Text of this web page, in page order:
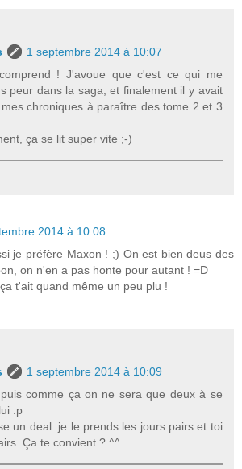
1 septembre 2014 à 10:07
! J'avoue que c'est ce qui me
peur dans la saga, et finalement il y avait
chroniques à paraître des tome 2 et 3
ça se lit super vite ;-)
2014 à 10:08
je préfère Maxon ! ;) On est bien deus des
on n'en a pas honte pour autant ! =D
t'ait quand même un peu plu !
1 septembre 2014 à 10:09
comme ça on ne sera que deux à se
:p
un deal: je le prends les jours pairs et toi
Ça te convient ? ^^